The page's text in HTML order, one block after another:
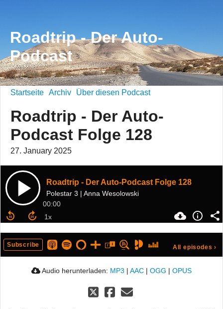
Roadtrip - Der Auto-
Podcast
Startseite Archiv Über diesen Podcast
Roadtrip - Der Auto-
Podcast Folge 128
27. January 2025
Roadtrip - Der Auto-Podcast Folge 128
Polestar 3 | Anna Wesolowski
00:00
Subscribe All episodes ›
Audio herunterladen: MP3 | AAC | OGG | OPUS